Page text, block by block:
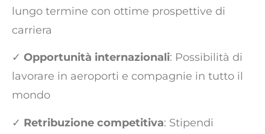
lungo termine con ottime prospettive di
carriera
✓ Opportunità internazionali: Possibilità di
lavorare in aeroporti e compagnie in tutto il
mondo
✓ Retribuzione competitiva: Stipendi